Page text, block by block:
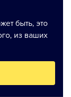
быть, это
из ваших